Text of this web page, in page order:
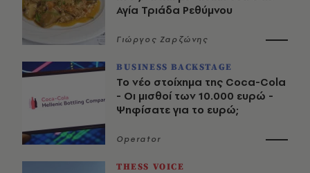
Αγία Τριάδα Ρεθύμνου
Γιώργος Ζαρζώνης
BUSINESS BACKSTAGE
Το νέο στοίχημα της Coca-Cola
- Οι μισθοί των 10.000 ευρώ -
Ψηφίσατε για το ευρώ;
Operator
THESS VOICE